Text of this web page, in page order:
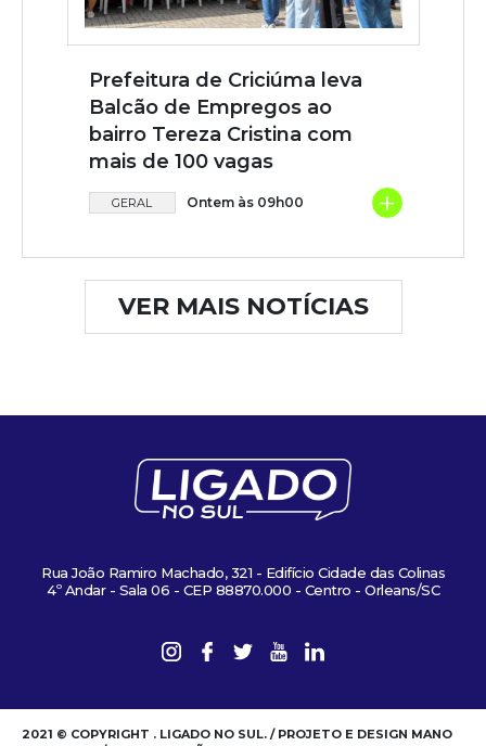
Prefeitura de Criciúma leva
Balcão de Empregos ao
bairro Tereza Cristina com
mais de 100 vagas
GERAL Ontem às 09h00 +
VER MAIS NOTÍCIAS
Rua João Ramiro Machado, 321 - Edifício Cidade das Colinas
4º Andar - Sala 06 - CEP 88870.000 - Centro - Orleans/SC
2021 © COPYRIGHT . LIGADO NO SUL. / PROJETO E DESIGN MANO